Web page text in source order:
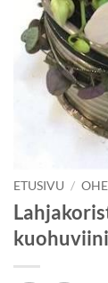
ETUSIVU /